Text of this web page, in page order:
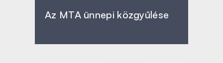
Az MTA ünnepi közgyűlése